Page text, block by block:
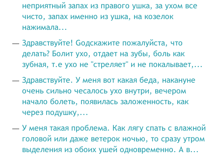
неприятный запах из правого ушка, за ухом все
чисто, запах именно из ушка, на козелок
нажимала...
Здравствуйте! Gодскажите пожалуйста, что
делать? Болит ухо, отдает на зубы, боль как
зубная, т.е ухо не "стреляет" и не покалывает,...
Здравствуйте. У меня вот какая беда, накануне
очень сильно чесалось ухо внутри, вечером
начало болеть, появилась заложенность, как
через подушку,...
У меня такая проблема. Как лягу спать с влажной
головой или даже ветерок ночью, то сразу утром
выделения из обоих ушей одновременно. А в...